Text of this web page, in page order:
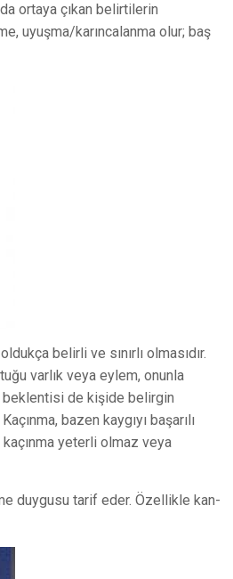
ortaya çıkan belirtilerin
uyuşma/karıncalanma olur; baş
belirli ve sınırlı olmasıdır.
varlık veya eylem, onunla
beklentisi de kişide belirgin
bazen kaygıyı başarılı
yeterli olmaz veya
duygusu tarif eder. Özellikle kan-